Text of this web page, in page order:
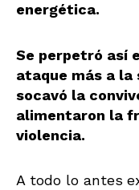
energética.
Se perpetró así
ataque más a la
socavó la
alimentaron la
violencia.
A todo lo antes